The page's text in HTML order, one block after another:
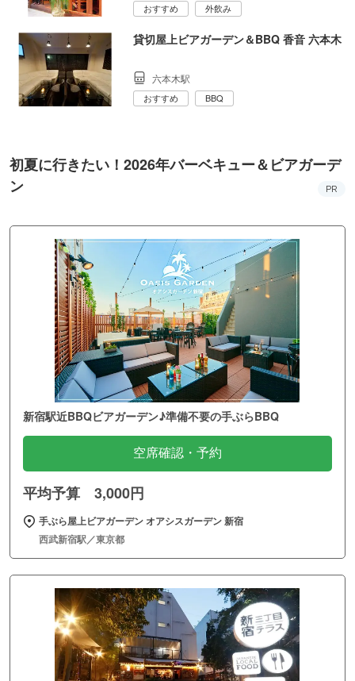
おすすめ 外飲み
貸切屋上ビアガーデン＆BBQ 香音 六本木
六本木駅
おすすめ BBQ
初夏に行きたい！2026年バーベキュー＆ビアガーデ
ン
PR
新宿駅近BBQビアガーデン♪準備不要の手ぶらBBQ
空席確認・予約
平均予算 3,000円
手ぶら屋上ビアガーデン オアシスガーデン 新宿
西武新宿駅／東京都